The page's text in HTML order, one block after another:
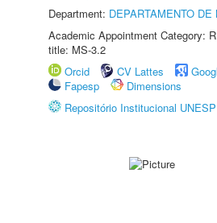
Department: DEPARTAMENTO
Academic Appointment Category:
title: MS-3.2
Orcid
CV Lattes
Fapesp
Dimensions
Repositório Institucional UNESP